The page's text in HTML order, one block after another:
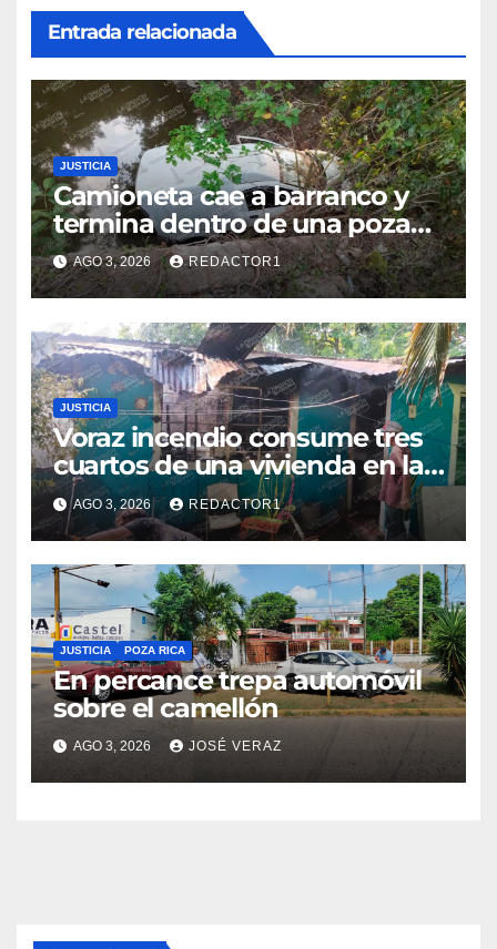
Entrada relacionada
JUSTICIA
Camioneta cae a barranco y
termina dentro de una poza
en Coatzintla; conductor sale
con golpes leves
AGO 3, 2026 REDACTOR1
JUSTICIA
Voraz incendio consume tres
cuartos de una vivienda en la
colonia Manuel Ávila Camacho
AGO 3, 2026 REDACTOR1
JUSTICIA POZA RICA
En percance trepa automóvil
sobre el camellón
AGO 3, 2026 JOSÉ VERAZ